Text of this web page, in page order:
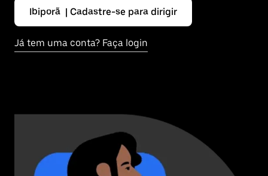
Ibiporã | Cadastre-se para dirigir
Já tem uma conta? Faça login